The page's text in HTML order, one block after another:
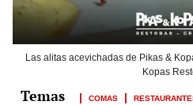
Las alitas acevichadas de Pikas &
Kopas
COMAS